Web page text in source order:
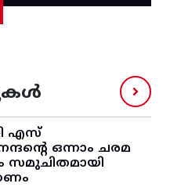
എസ്‌
ഒന്നാം ചരമ
സമുചിതമായി